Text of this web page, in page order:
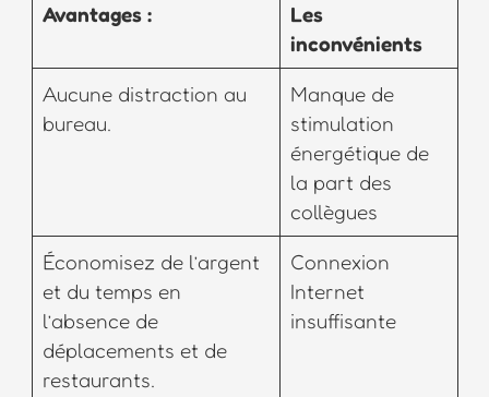
Avantages :
Les
inconvénients
Aucune distraction au
bureau.
Manque de
stimulation
énergétique de
la part des
collègues
Économisez de l’argent
et du temps en
l’absence de
déplacements et de
restaurants.
Connexion
Internet
insuffisante